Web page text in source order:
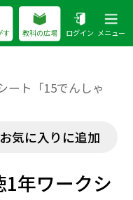
す 教科の広場 ログイン メニュー
ート「15でんしゃ
お気に入りに追加
年ワークシ